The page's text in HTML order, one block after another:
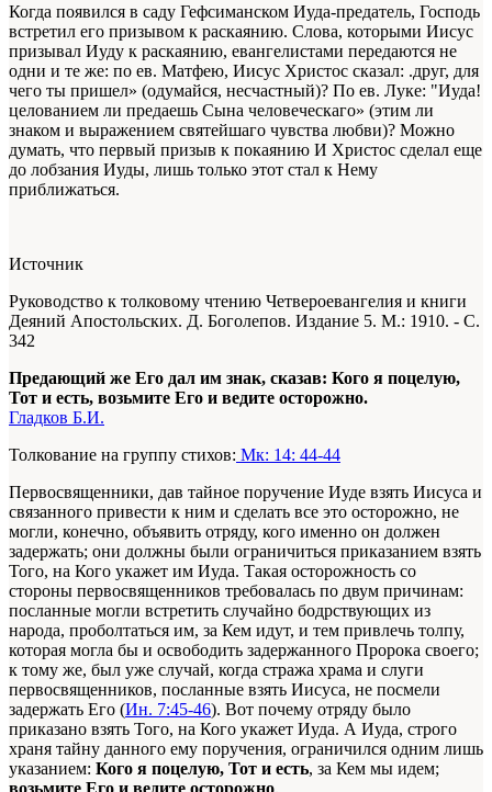
Когда появился в саду Гефсиманском Иуда-предатель, Господь
встретил его призывом к раскаянию. Слова, которыми Иисус
призывал Иуду к раскаянию, евангелистами передаются не
одни и те же: по ев. Матфею, Иисус Христос сказал: .друг, для
чего ты пришел» (одумайся, несчастный)? По ев. Луке: "Иуда!
целованием ли предаешь Сына человеческаго» (этим ли
знаком и выражением святейшаго чувства любви)? Можно
думать, что первый призыв к покаянию И Христос сделал еще
до лобзания Иуды, лишь только этот стал к Нему
приближаться.
Источник
Руководство к толковому чтению Четвероевангелия и книги
Деяний Апостольских. Д. Боголепов. Издание 5. М.: 1910. - С.
342
Предающий же Его дал им знак, сказав: Кого я поцелую,
Тот и есть, возьмите Его и ведите осторожно.
Гладков Б.И.
Толкование на группу стихов: Мк: 14: 44-44
Первосвященники, дав тайное поручение Иуде взять Иисуса и
связанного привести к ним и сделать все это осторожно, не
могли, конечно, объявить отряду, кого именно он должен
задержать; они должны были ограничиться приказанием взять
Того, на Кого укажет им Иуда. Такая осторожность со
стороны первосвященников требовалась по двум причинам:
посланные могли встретить случайно бодрствующих из
народа, проболтаться им, за Кем идут, и тем привлечь толпу,
которая могла бы и освободить задержанного Пророка своего;
к тому же, был уже случай, когда стража храма и слуги
первосвященников, посланные взять Иисуса, не посмели
задержать Его (Ин. 7:45-46). Вот почему отряду было
приказано взять Того, на Кого укажет Иуда. А Иуда, строго
храня тайну данного ему поручения, ограничился одним лишь
указанием: Кого я поцелую, Тот и есть, за Кем мы идем;
возьмите Его и ведите осторожно.